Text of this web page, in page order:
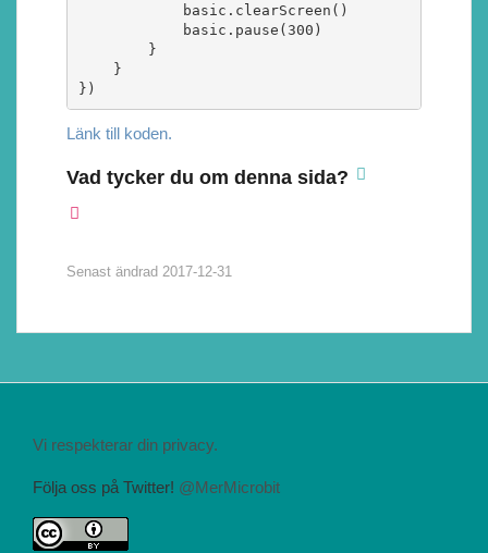
            basic.clearScreen()
            basic.pause(300)
        }
    }
})
Länk till koden.
Vad tycker du om denna sida?
Senast ändrad 2017-12-31
Vi respekterar din privacy.
Följa oss på Twitter! @MerMicrobit